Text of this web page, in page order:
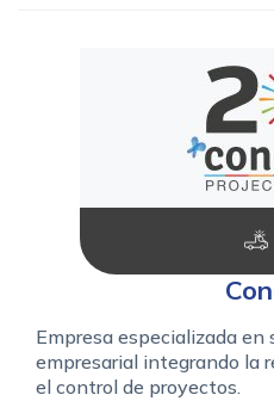
Empresa especializada
empresarial integrando la
el control de proyectos.